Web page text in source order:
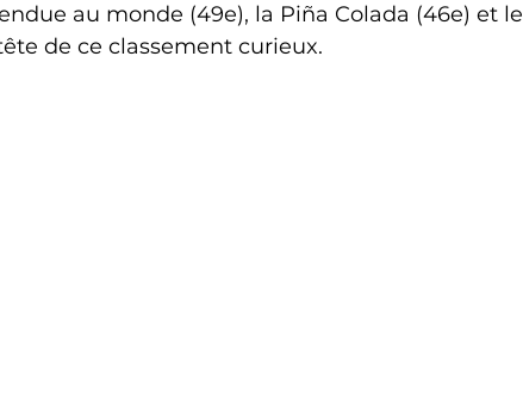
au monde (49e), la Piña Colada (46e) et le
de ce classement curieux.